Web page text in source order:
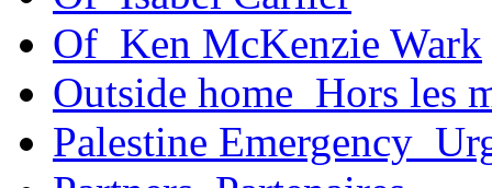
Of_Ken McKenzie Wark
Outside home_Hors les
Palestine